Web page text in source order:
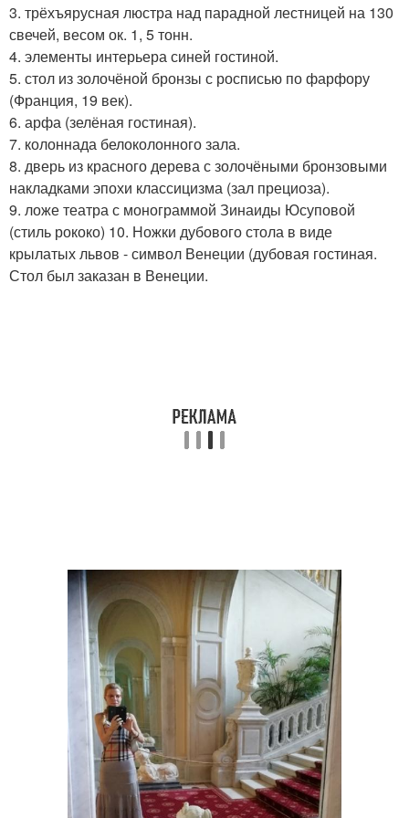
3. трёхъярусная люстра над парадной лестницей на 130
свечей, весом ок. 1, 5 тонн.
4. элементы интерьера синей гостиной.
5. стол из золочёной бронзы с росписью по фарфору
(Франция, 19 век).
6. арфа (зелёная гостиная).
7. колоннада белоколонного зала.
8. дверь из красного дерева с золочёными бронзовыми
накладками эпохи классицизма (зал прециоза).
9. ложе театра с монограммой Зинаиды Юсуповой
(стиль рококо) 10. Ножки дубового стола в виде
крылатых львов - символ Венеции (дубовая гостиная.
Стол был заказан в Венеции.